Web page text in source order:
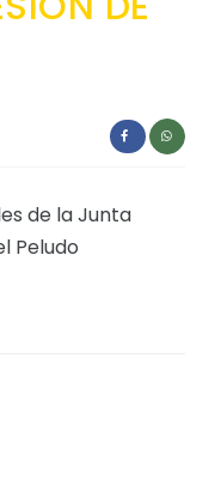
Territorial -
de la Junta
Peludo